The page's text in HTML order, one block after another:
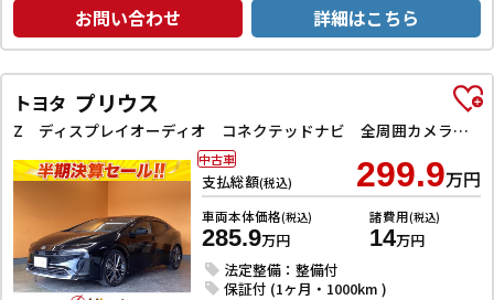
お問い合わせ 詳細はこちら
トヨタ プリウス
Z ディスプレイオーディオ コネクテッドナビ 全周囲カメラ ETC2．0 レーンアシスト クルーズコントロール パークアシスト 衝突被害軽減システム アルミホイール LEDヘッドランプ 電動リアゲート
支払総額(税込) 299.9万円
車両本体価格(税込)
285.9万円
諸費用(税込)
14万円
法定整備：整備付
保証付 (1ヶ月・1000km )
中古車